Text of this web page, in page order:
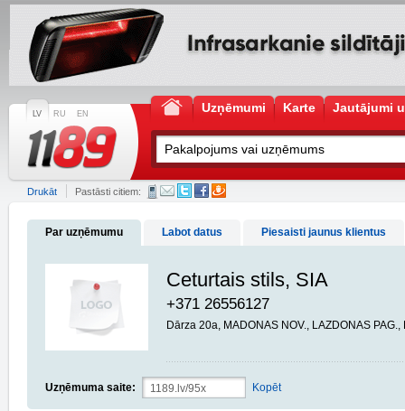
LV RU EN Uzņēmumi Karte Jautājumi
Drukāt Pastāsti citiem:
Par uzņēmumu Labot datus Piesaisti jaunus klientus
Ceturtais stils, SIA
+371 26556127
Dārza 20a, MADONAS NOV., LAZDONAS
Uzņēmuma saite: Kopēt